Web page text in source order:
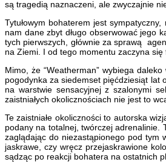
są tragedią naznaczeni, ale zwyczajnie
Tytułowym bohaterem jest
nam dane zbyt długo obserwować jego
tych pierwszych, głównie za sprawą
na Ziemi. I od tego momentu zaczyna
Mimo, że “Weatherman” wybiega
pogodynka za siedemset pięćdziesiąt lat
na warstwie sensacyjnej z szalonymi
zaistniałych okolicznościach nie jest to
Te zaistniałe okoliczności to autorska
podany na totalnej, twórczej adrenalinie.
zaglądając do niezastąpionego pod tym
jaskrawe, czy wręcz przejaskrawione
sądząc po reakcji bohatera na ostatnich